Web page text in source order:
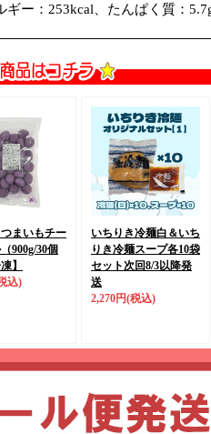
ギー：253kcal、たんぱく質：
まいもチー
900g/30個
】
込)
いちりき冷麺白＆いち
りき冷麺スープ各10袋
セット次回8/3以降発
送
2,270円(税込)